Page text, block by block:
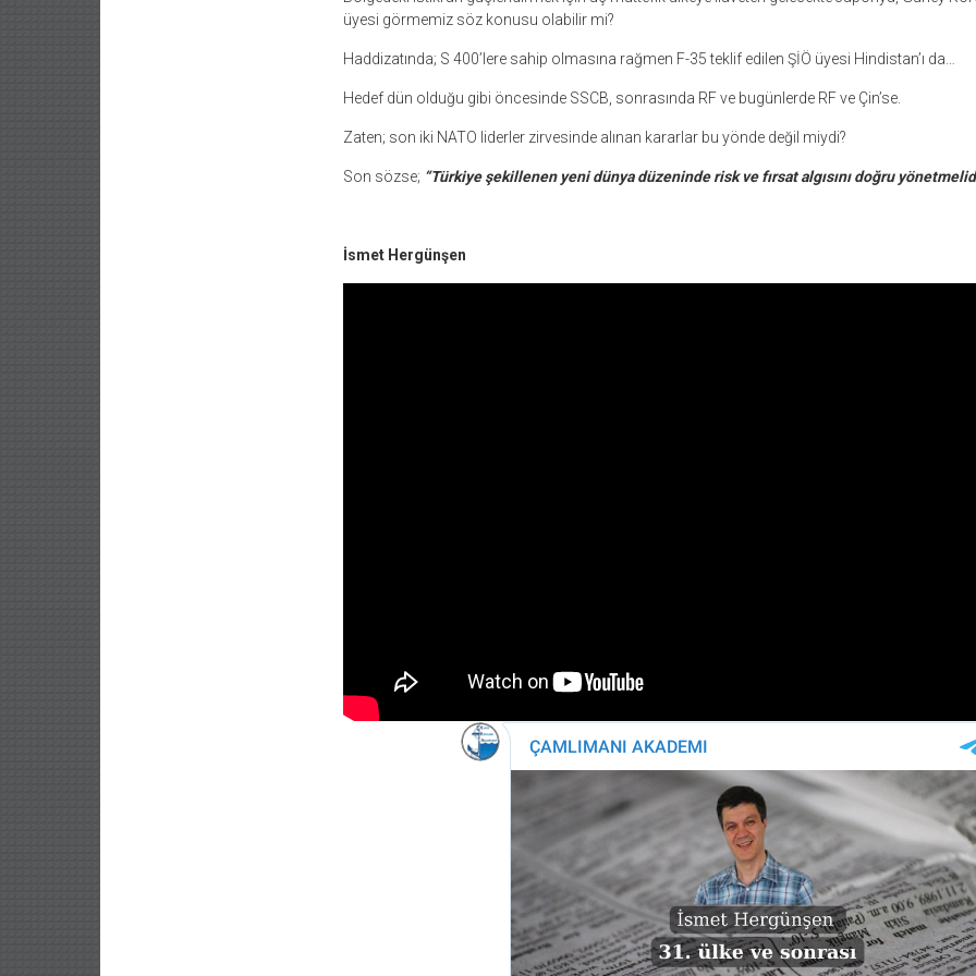
üyesi görmemiz söz konusu olabilir mi?
Haddizatında; S 400’lere sahip olmasına rağmen F-35 teklif edilen ŞİÖ üyesi Hindistan’ı da…
Hedef dün olduğu gibi öncesinde SSCB, sonrasında RF ve bugünlerde RF ve Çin’se.
Zaten; son iki NATO liderler zirvesinde alınan kararlar bu yönde değil miydi?
Son sözse; “Türkiye şekillenen yeni dünya düzeninde risk ve fırsat algısını doğru
İsmet Hergünşen